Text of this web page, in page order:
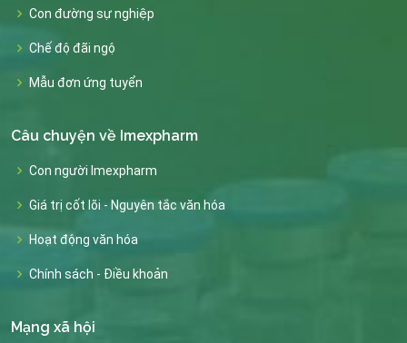
Con đường sự nghiệp
Chế độ đãi ngộ
Mẫu đơn ứng tuyển
Câu chuyện về Imexpharm
Con người Imexpharm
Giá trị cốt lõi - Nguyên tắc văn hóa
Hoạt động văn hóa
Chính sách - Điều khoản
Mạng xã hội